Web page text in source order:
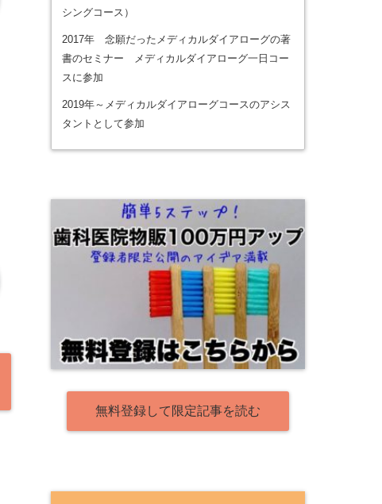
シングコース）
2017年 念願だったメディカルダイアローグの著
書のセミナー メディカルダイアローグ一日コー
スに参加
2019年～メディカルダイアローグコースのアシス
タントとして参加
無料登録して限定記事を読む